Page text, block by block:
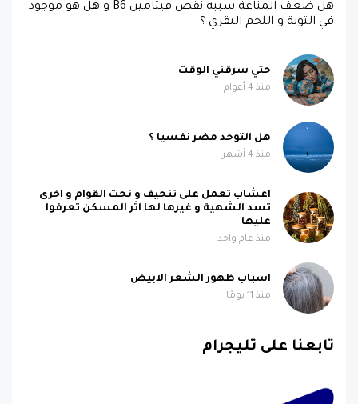
هل ضعف المناعة سببه نقص فيتامين B6 و هل هو موجود
في التونة و اللحم البقري ؟
حتي سرقني الوقت
منذ 4 أعوام
هل التوحد مضر نفسيا ؟
منذ 4 أشهر
اعشاب تعمل على تنحيف و نحت القوام و اخرى
تسد الشهية و غيرها لها اثر المسكن تعرفوا
عليها
منذ عام واحد
اسباب ظهور الشعر الابيض
منذ 11 يومًا
تابعنا على تليجرام